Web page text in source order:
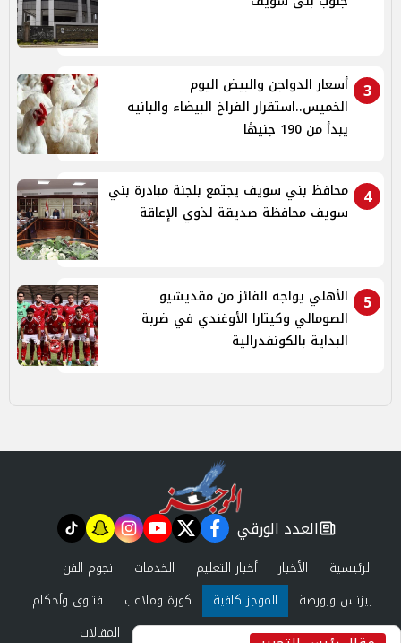
3
أسعار الدواجن والبيض اليوم
الخميس..استقرار الفراخ البيضاء والبانيه
يبدأ من 190 جنيهًا
4
محافظ بني سويف يجتمع بلجنة مبادرة بني
سويف محافظة صديقة لذوي الإعاقة
5
الأهلي يواجه الفائز من مقديشيو
الصومالي وكيتارا الأوغندي في ضربة
البداية بالكونفدرالية
newspaper
العدد الورقي facebook
twitter
youtube
instagram
snapchat
tiktok
الرئيسية الأخبار أخبار التعليم الخدمات
نجوم الفن
بيزنس وبورصة
الموجز كافية كورة وملاعب
فتاوى وأحكام
صحة وجمال
عرب وعالم حوادث ومحاكم المقالات